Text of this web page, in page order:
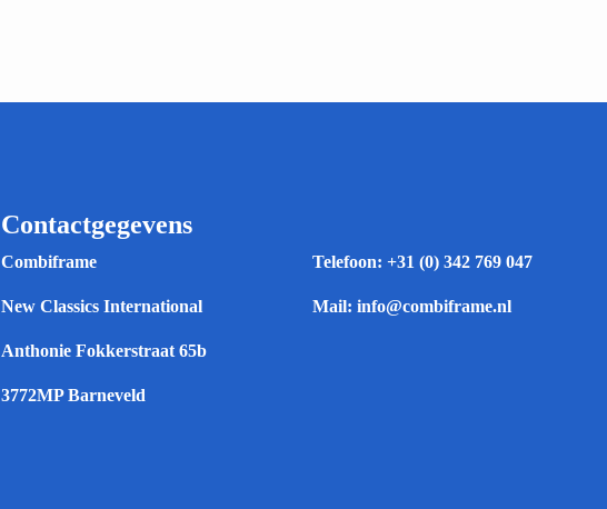
Contactgegevens
Combiframe
New Classics International
Anthonie Fokkerstraat 65b
3772MP Barneveld
Telefoon: +31 (0) 342 769 047
Mail: info@combiframe.nl